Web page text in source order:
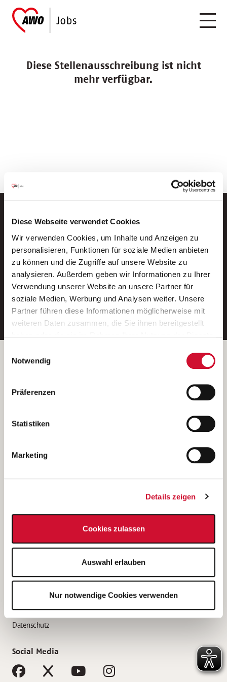
Diese Webseite verwendet Cookies
Wir verwenden Cookies, um Inhalte und Anzeigen zu
personalisieren, Funktionen für soziale Medien anbieten
zu können und die Zugriffe auf unsere Website zu
analysieren. Außerdem geben wir Informationen zu Ihrer
Verwendung unserer Website an unsere Partner für
soziale Medien, Werbung und Analysen weiter. Unsere
Partner führen diese Informationen möglicherweise mit
weiteren Daten zusammen, die Sie ihnen bereitgestellt
Wenn Sie auf „Cookies zulassen“ klicken, so stimmen
Sie der Speicherung sämtlicher Cookies zu. Sie können
Ihre Einwilligung selbstverständlich jederzeit widerrufen,
indem Sie die Cookie-Einstellungen aufrufen und diese
unsererDatenschutzerklärung
Notwendig
Präferenzen
Statistiken
Marketing
Details zeigen
Cookies zulassen
Auswahl erlauben
Nur notwendige Cookies verwenden
Diese Stellenausschreibung ist nicht
mehr verfügbar.
Neue Stellen per E-Mail.
Ein kostenloser Service von AWO
Jobs.
E-Mail-Adresse eintragen
Betreiber der Webseite
Kantstraße 45a
(Ein Tochterunternehmen des AWO Bezirksverbandes Unterfranken
e.V.)
Bewerbung als Altenpflegehelfer*in
Bewerbung als Erzieher*in
AWO Gliederungen nach Bundesland
Impressum
Datenschutz
Social Media